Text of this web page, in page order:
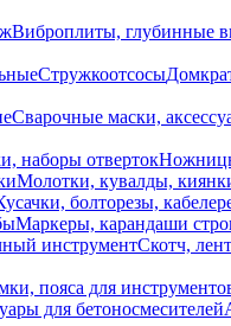
Виброплиты, глубинные
Стружкоотсосы
Сварочные маски,
наборы отверток
Молотки, кувалды,
болторезы,
Маркеры, карандаши
инструментСкотч,
пояса для
для бетоносмесителей